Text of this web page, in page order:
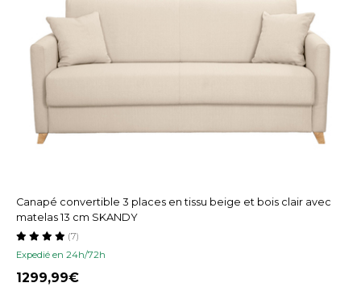
Canapé convertible 3 places en tissu beige et bois clair avec
matelas 13 cm SKANDY
Expedié en 24h/72h
(7)
1299,99